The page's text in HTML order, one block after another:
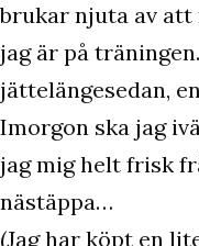
brukar njuta av
jag är på
jättelängesedan,
Imorgon ska jag
jag mig helt frisk
nästäppa…
(Jag har köpt en